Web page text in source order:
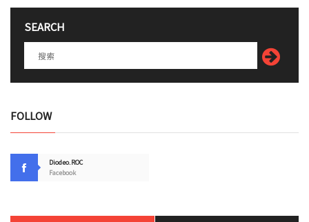
SEARCH
FOLLOW
Diodeo.ROC
Facebook